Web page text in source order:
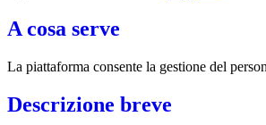
A cosa serve
La piattaforma consente la gestione del
Descrizione breve